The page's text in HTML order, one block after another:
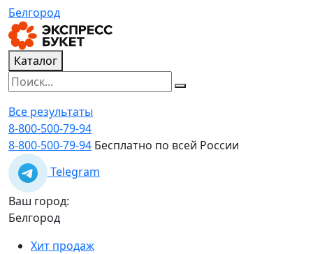
Белгород
Каталог
Все результаты
8-800-500-79-94
8-800-500-79-94 Бесплатно по всей России
Telegram
Ваш город:
Белгород
Хит продаж